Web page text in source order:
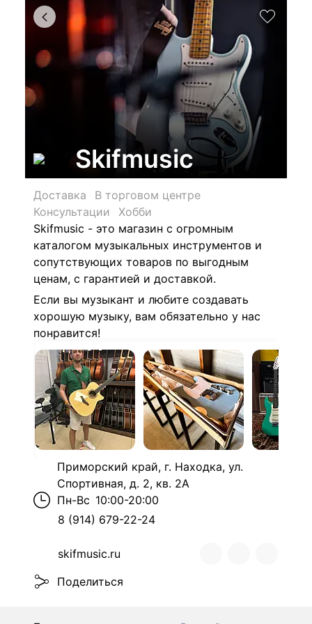
Skifmusic
Доставка
В торговом центре
Консультации
Хобби
Skifmusic - это магазин с огромным
каталогом музыкальных инструментов и
сопутствующих товаров по выгодным
ценам, с гарантией и доставкой.
Если вы музыкант и любите создавать
хорошую музыку, вам обязательно у нас
понравится!
Приморский край, г. Находка, ул.
Спортивная, д. 2, кв. 2А
Пн-Вс 10:00-20:00
8 (914) 679-22-24
skifmusic.ru
Поделиться